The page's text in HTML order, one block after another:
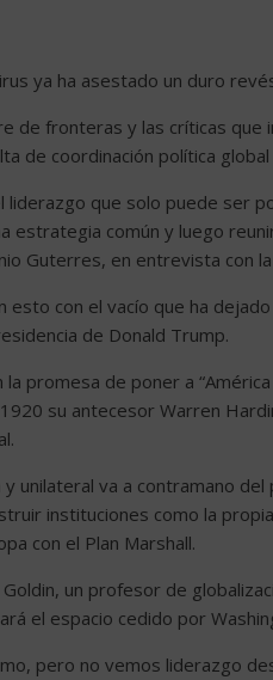
ya ha asestado un duro
de fronteras y las críticas que
de coordinación política
liderazgo que solo puede ser
estrategia común y luego
Guterres, en entrevista con la
esto con el vacío que ha
de Donald Trump.
promesa de poner a
su antecesor Warren
unilateral va a contramano
instituciones como la
con el Plan Marshall.
un profesor de
el espacio cedido por
pero no vemos liderazgo